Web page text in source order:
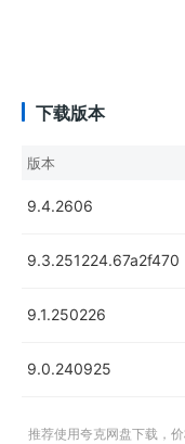
下载版本
版本
9.4.2606
9.3.251224.67a2f470
9.1.250226
9.0.240925
推荐使用夸克网盘下载，